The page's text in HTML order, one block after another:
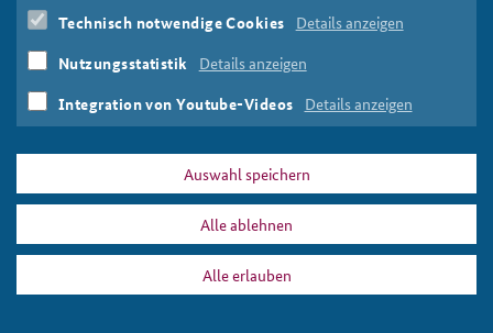
Studierendenkonferenz Sicherheitspolitik gestalten
DATENSCHUTZ IMPRESSUM FAQ
Drucken
Technisch notwendige Cookies Details anzeigen
Nutzungsstatistik Details anzeigen
Integration von Youtube-Videos Details anzeigen
Auswahl speichern
Alle ablehnen
Alle erlauben